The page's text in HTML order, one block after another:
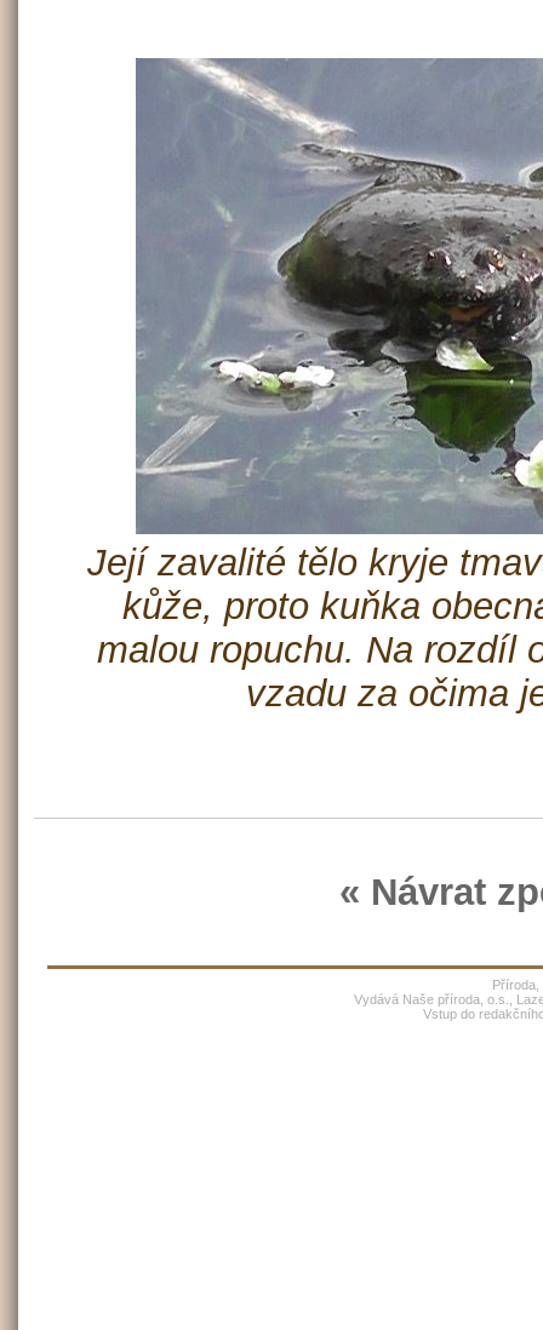
Její zavalité tělo kryje
kůže, proto kuňka
malou ropuchu. Na rozdíl
vzadu za očima
« Návrat
Příroda,
Vydává Naše příroda, o.s.,
Vstup do